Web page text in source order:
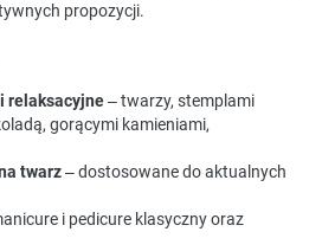
propozycji.
relaksacyjne– twarzy, stemplami
gorącymi kamieniami,
twarz– dostosowane do aktualnych
i pedicure klasyczny oraz